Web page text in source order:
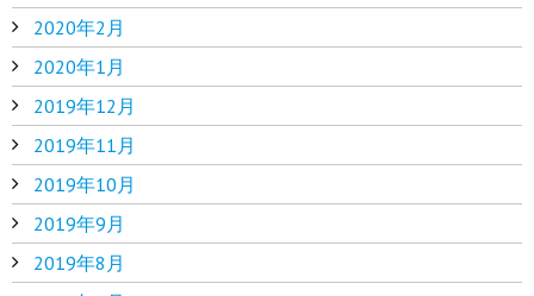
2020年2月
2020年1月
2019年12月
2019年11月
2019年10月
2019年9月
2019年8月